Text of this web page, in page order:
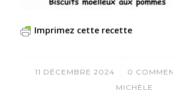
Imprimez cette recette
11 DÉCEMBRE 2024
/ 0 /
MICHÈLE